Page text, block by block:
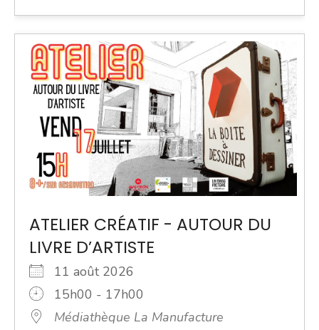
ATELIER CRÉATIF - AUTOUR DU
LIVRE D’ARTISTE
11 août 2026
15h00 - 17h00
Médiathèque La Manufacture